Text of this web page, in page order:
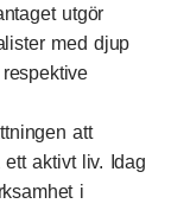
utgör
med djup
att
aktivt liv. Idag
i